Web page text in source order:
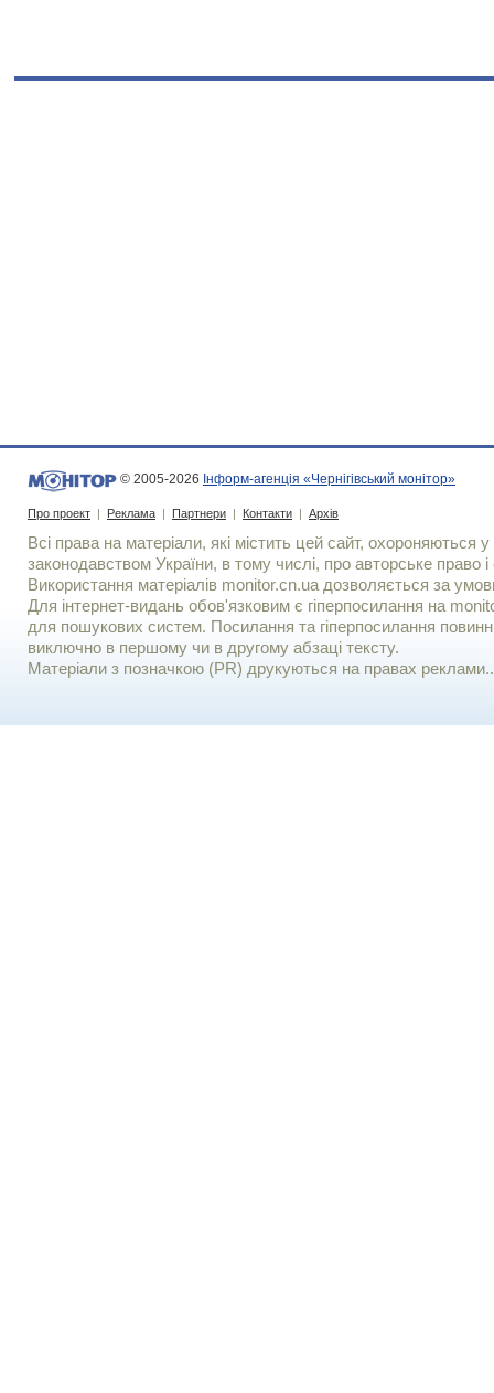
© 2005-2026 Інформ-агенція «Чернігівський монітор»
Про проект | Реклама | Партнери | Контакти | Архів
Всі права на матеріали, які містить цей сайт, охороняються у
законодавством України, в тому числі, про авторське право і
Використання матерiалiв monitor.cn.ua дозволяється за
Для iнтернет-видань обов'язковим є гiперпосилання на
для пошукових систем. Посилання та гіперпосилання
виключно в першому чи в другому абзаці тексту.
Матеріали з позначкою (PR) друкуються на правах реклами..